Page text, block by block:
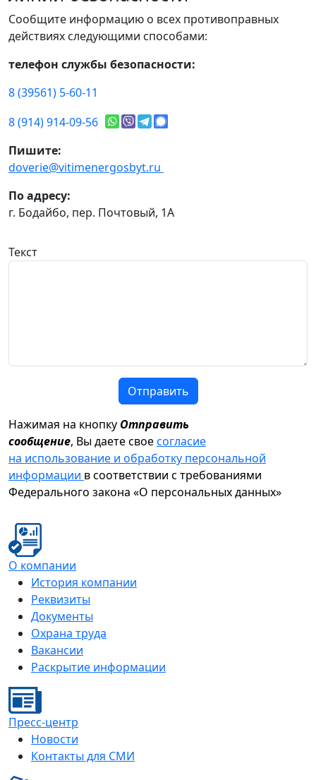
Сообщите информацию о всех противоправных
действиях следующими способами:
телефон службы безопасности:
8 (39561) 5-60-11
8 (914) 914-09-56
Пишите:
doverie@vitimenergosbyt.ru
По адресу:
г. Бодайбо, пер. Почтовый, 1А
Текст
Отправить
Нажимая на кнопку Отправить
сообщение, Вы даете своесогласие
на использование и обработку персональной
информации в соответствии с требованиями
Федерального закона «О персональных данных»
О компании
История компании
Реквизиты
Документы
Охрана труда
Вакансии
Раскрытие информации
Пресс-центр
Новости
Контакты для СМИ